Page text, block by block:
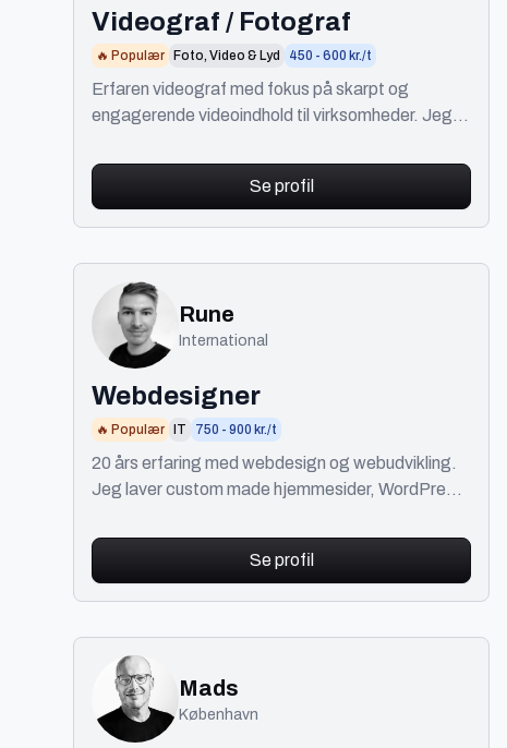
Videograf / Fotograf
🔥 Populær Foto, Video & Lyd 450 - 600 kr./t
Erfaren videograf med fokus på skarpt og
engagerende videoindhold til virksomheder. Jeg
Se profil
Rune
International
Webdesigner
🔥 Populær IT 750 - 900 kr./t
20 års erfaring med webdesign og webudvikling.
Jeg laver custom made hjemmesider, WordPress
budgetter
Se profil
Mads
København